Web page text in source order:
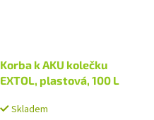
Korba k AKU kolečku
EXTOL, plastová, 100 L
Skladem